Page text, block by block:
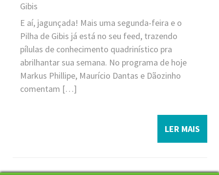
Gibis
E aí, jagunçada! Mais uma segunda-feira e o
Pilha de Gibis já está no seu feed, trazendo
pílulas de conhecimento quadrinístico pra
abrilhantar sua semana. No programa de hoje
Markus Phillipe, Maurício Dantas e Dãozinho
comentam […]
LER MAIS